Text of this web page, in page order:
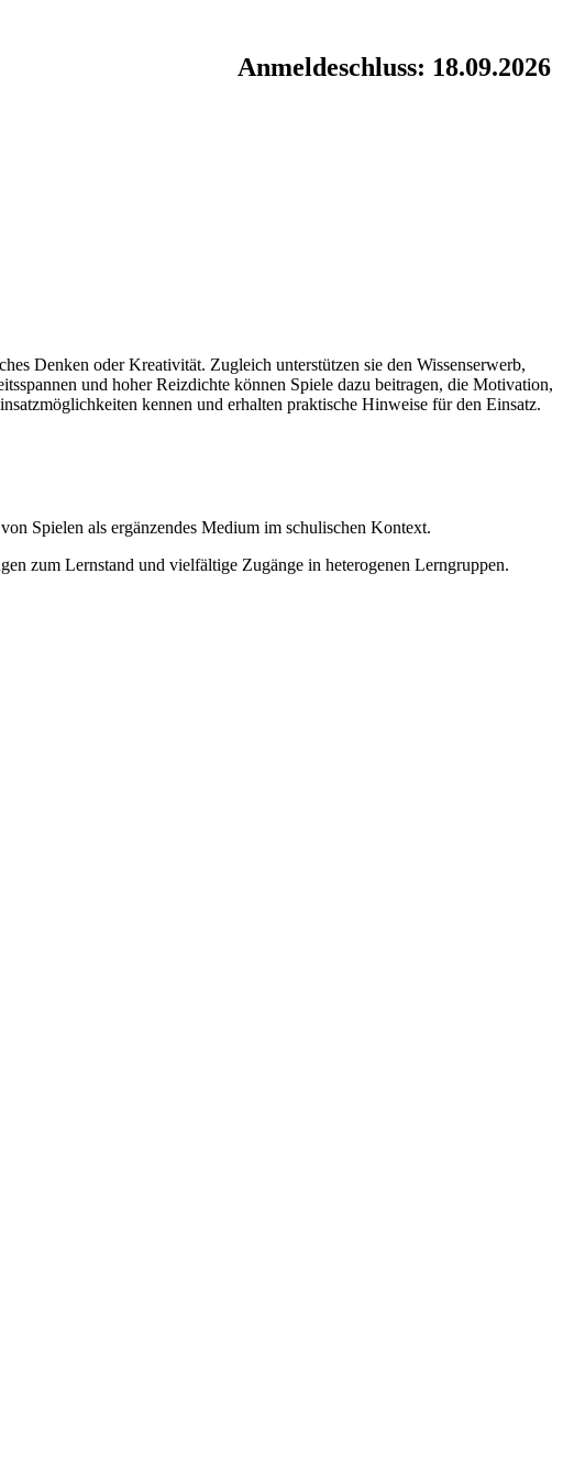
Anmeldeschluss: 18.09.2026
Denken oder Kreativität. Zugleich unterstützen sie den Wissenserwerb,
und hoher Reizdichte können Spiele dazu beitragen, die Motivation,
kennen und erhalten praktische Hinweise für den Einsatz.
Spielen als ergänzendes Medium im schulischen Kontext.
zum Lernstand und vielfältige Zugänge in heterogenen Lerngruppen.